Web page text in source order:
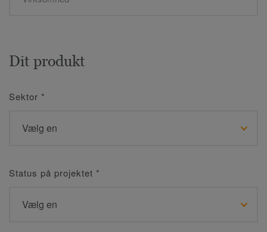
Dit produkt
Sektor *
Status på projektet *